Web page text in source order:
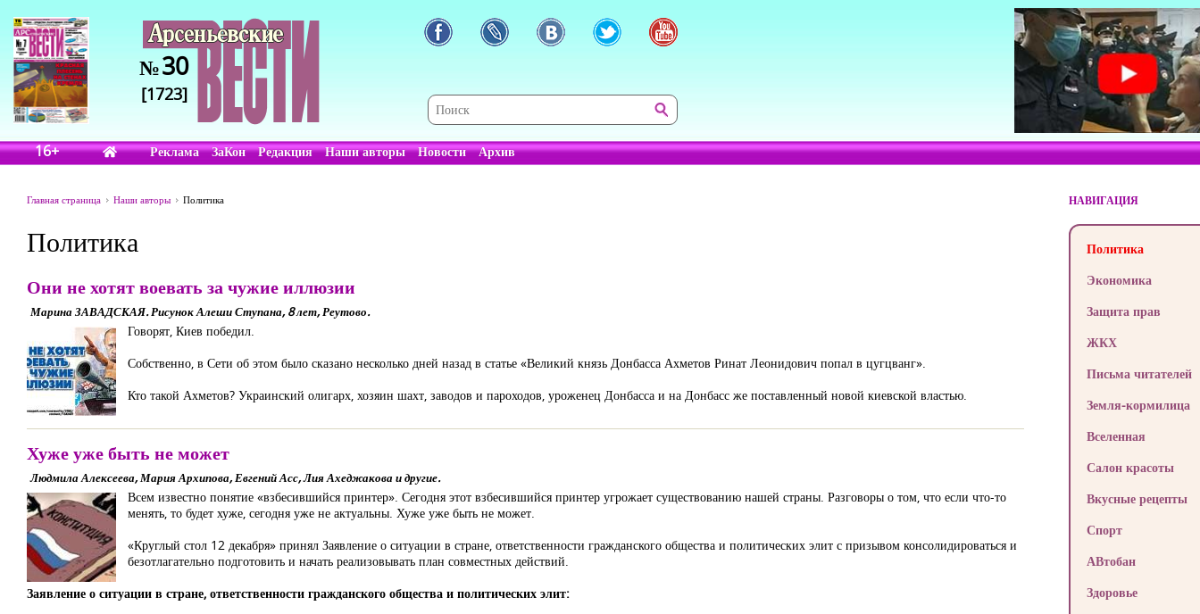
№30
[1723]
16+ Реклама ЗаКон Редакция Наши авторы Новости Архив
Главная страница Наши авторы Политика
Политика
Они не хотят воевать за чужие иллюзии
Марина ЗАВАДСКАЯ. Рисунок Алеши Ступана, 8 лет, Реутово.
Говорят, Киев победил.
Собственно, в Сети об этом было сказано несколько дней назад в статье «Великий князь Донбасса Ахметов Ринат Леонидович попал в цугцванг».
Кто такой Ахметов? Украинский олигарх, хозяин шахт, заводов и пароходов, уроженец Донбасса и на Донбасс же поставленный новой киевской властью.
Хуже уже быть не может
Людмила Алексеева, Мария Архипова, Евгений Асс, Лия Ахеджакова и другие.
Всем известно понятие «взбесившийся принтер». Сегодня этот взбесившийся принтер угрожает существованию нашей страны. Разговоры о том, что если что-то
менять, то будет хуже, сегодня уже не актуальны. Хуже уже быть не может.
«Круглый стол 12 декабря» принял Заявление о ситуации в стране, ответственности гражданского общества и политических элит с призывом консолидироваться и
безотлагательно подготовить и начать реализовывать план совместных действий.
Заявление о ситуации в стране, ответственности гражданского общества и политических элит:
НАВИГАЦИЯ
Политика
Экономика
Защита прав
ЖКХ
Письма читателей
Земля-кормилица
Вселенная
Салон красоты
Вкусные рецепты
Спорт
АВтобан
Здоровье